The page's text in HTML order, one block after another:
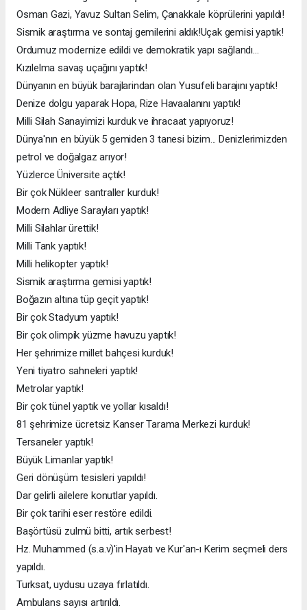
Osman Gazi, Yavuz Sultan Selim, Çanakkale köprülerini yapıldı!
Sismik araştırma ve sontaj gemilerini aldık!Uçak gemisi yaptık!
Ordumuz modernize edildi ve demokratik yapı sağlandı...
Kızılelma savaş uçağını yaptık!
Dünyanın en büyük barajlarindan olan Yusufeli barajını yaptık!
Denize dolgu yaparak Hopa, Rize Havaalanını yaptık!
Milli Silah Sanayimizi kurduk ve ihracaat yapıyoruz!
Dünya'nın en büyük 5 gemiden 3 tanesi bizim... Denizlerimizden
petrol ve doğalgaz arıyor!
Yüzlerce Üniversite açtık!
Bir çok Nükleer santraller kurduk!
Modern Adliye Sarayları yaptık!
Milli Silahlar ürettik!
Milli Tank yaptık!
Milli helikopter yaptık!
Sismik araştırma gemisi yaptık!
Boğazın altına tüp geçit yaptık!
Bir çok Stadyum yaptık!
Bir çok olimpik yüzme havuzu yaptık!
Her şehrimize millet bahçesi kurduk!
Yeni tiyatro sahneleri yaptık!
Metrolar yaptık!
Bir çok tünel yaptık ve yollar kısaldı!
81 şehrimize ücretsiz Kanser Tarama Merkezi kurduk!
Tersaneler yaptık!
Büyük Limanlar yaptık!
Geri dönüşüm tesisleri yapıldı!
Dar gelirli ailelere konutlar yapıldı.
Bir çok tarihi eser restöre edildi.
Başörtüsü zulmü bitti, artık serbest!
Hz. Muhammed (s.a.v)'in Hayatı ve Kur'an-ı Kerim seçmeli ders
yapıldı.
Turksat, uydusu uzaya fırlatıldı.
Ambulans sayısı artırıldı.